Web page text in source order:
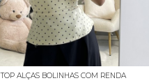
TOP ALÇAS BOLINHAS COM RENDA